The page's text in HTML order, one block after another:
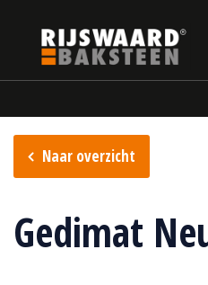
Naar overzicht
Gedimat